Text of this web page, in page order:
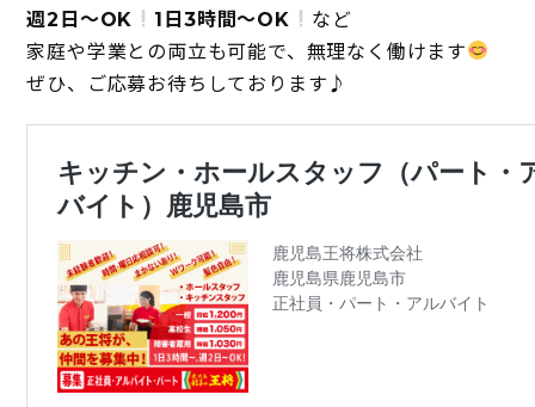
週2日～OK
1日3時間～OK
など
家庭や学業との両立も可能で、無理なく働けます
ぜひ、ご応募お待ちしております♪